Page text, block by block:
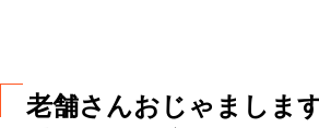
老舗さんおじゃましま